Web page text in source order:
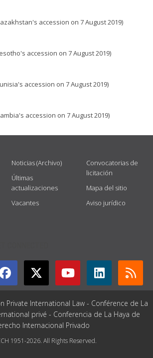
accession on 7 August 2019)
accession on 7 August 2019)
accession on 7 August 2019)
accession on 7 August 2019)
Noticias (Archivo)
Últimas
actualizaciones
Vacantes
Convocatorias de
licitación
Mapa del sitio
Aviso jurídico
Private International Law - Conférence de La
privé - Conferencia de La Haya de
Internacional Privado
1951-2026. All Rights Reserved.